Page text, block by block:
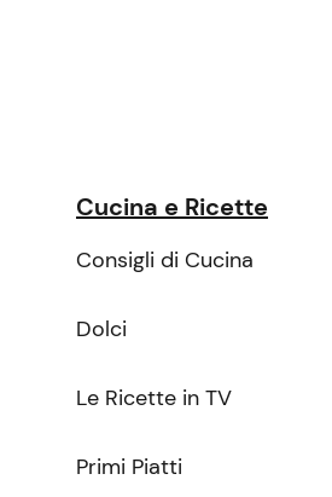
Cucina e Ricette
Consigli di Cucina
Dolci
Le Ricette in TV
Primi Piatti